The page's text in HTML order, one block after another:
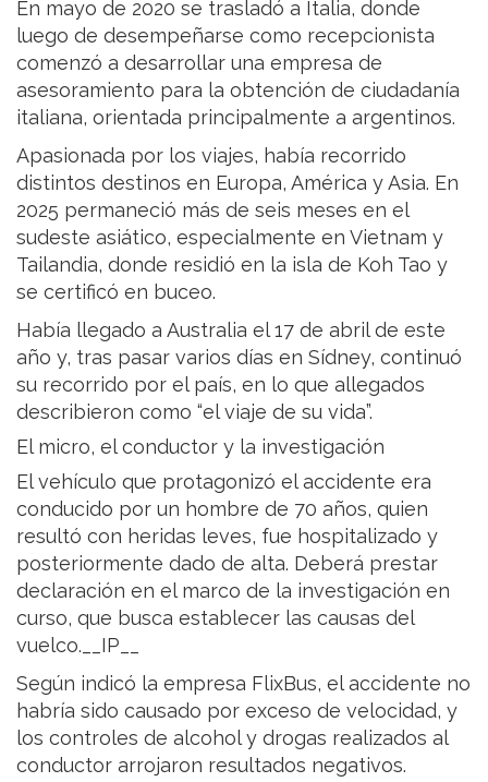
En mayo de 2020 se trasladó a Italia, donde
luego de desempeñarse como recepcionista
comenzó a desarrollar una empresa de
asesoramiento para la obtención de ciudadanía
italiana, orientada principalmente a argentinos.
Apasionada por los viajes, había recorrido
distintos destinos en Europa, América y Asia. En
2025 permaneció más de seis meses en el
sudeste asiático, especialmente en Vietnam y
Tailandia, donde residió en la isla de Koh Tao y
se certificó en buceo.
Había llegado a Australia el 17 de abril de este
año y, tras pasar varios días en Sídney, continuó
su recorrido por el país, en lo que allegados
describieron como “el viaje de su vida”.
El micro, el conductor y la investigación
El vehículo que protagonizó el accidente era
conducido por un hombre de 70 años, quien
resultó con heridas leves, fue hospitalizado y
posteriormente dado de alta. Deberá prestar
declaración en el marco de la investigación en
curso, que busca establecer las causas del
vuelco.__IP__
Según indicó la empresa FlixBus, el accidente no
habría sido causado por exceso de velocidad, y
los controles de alcohol y drogas realizados al
conductor arrojaron resultados negativos.